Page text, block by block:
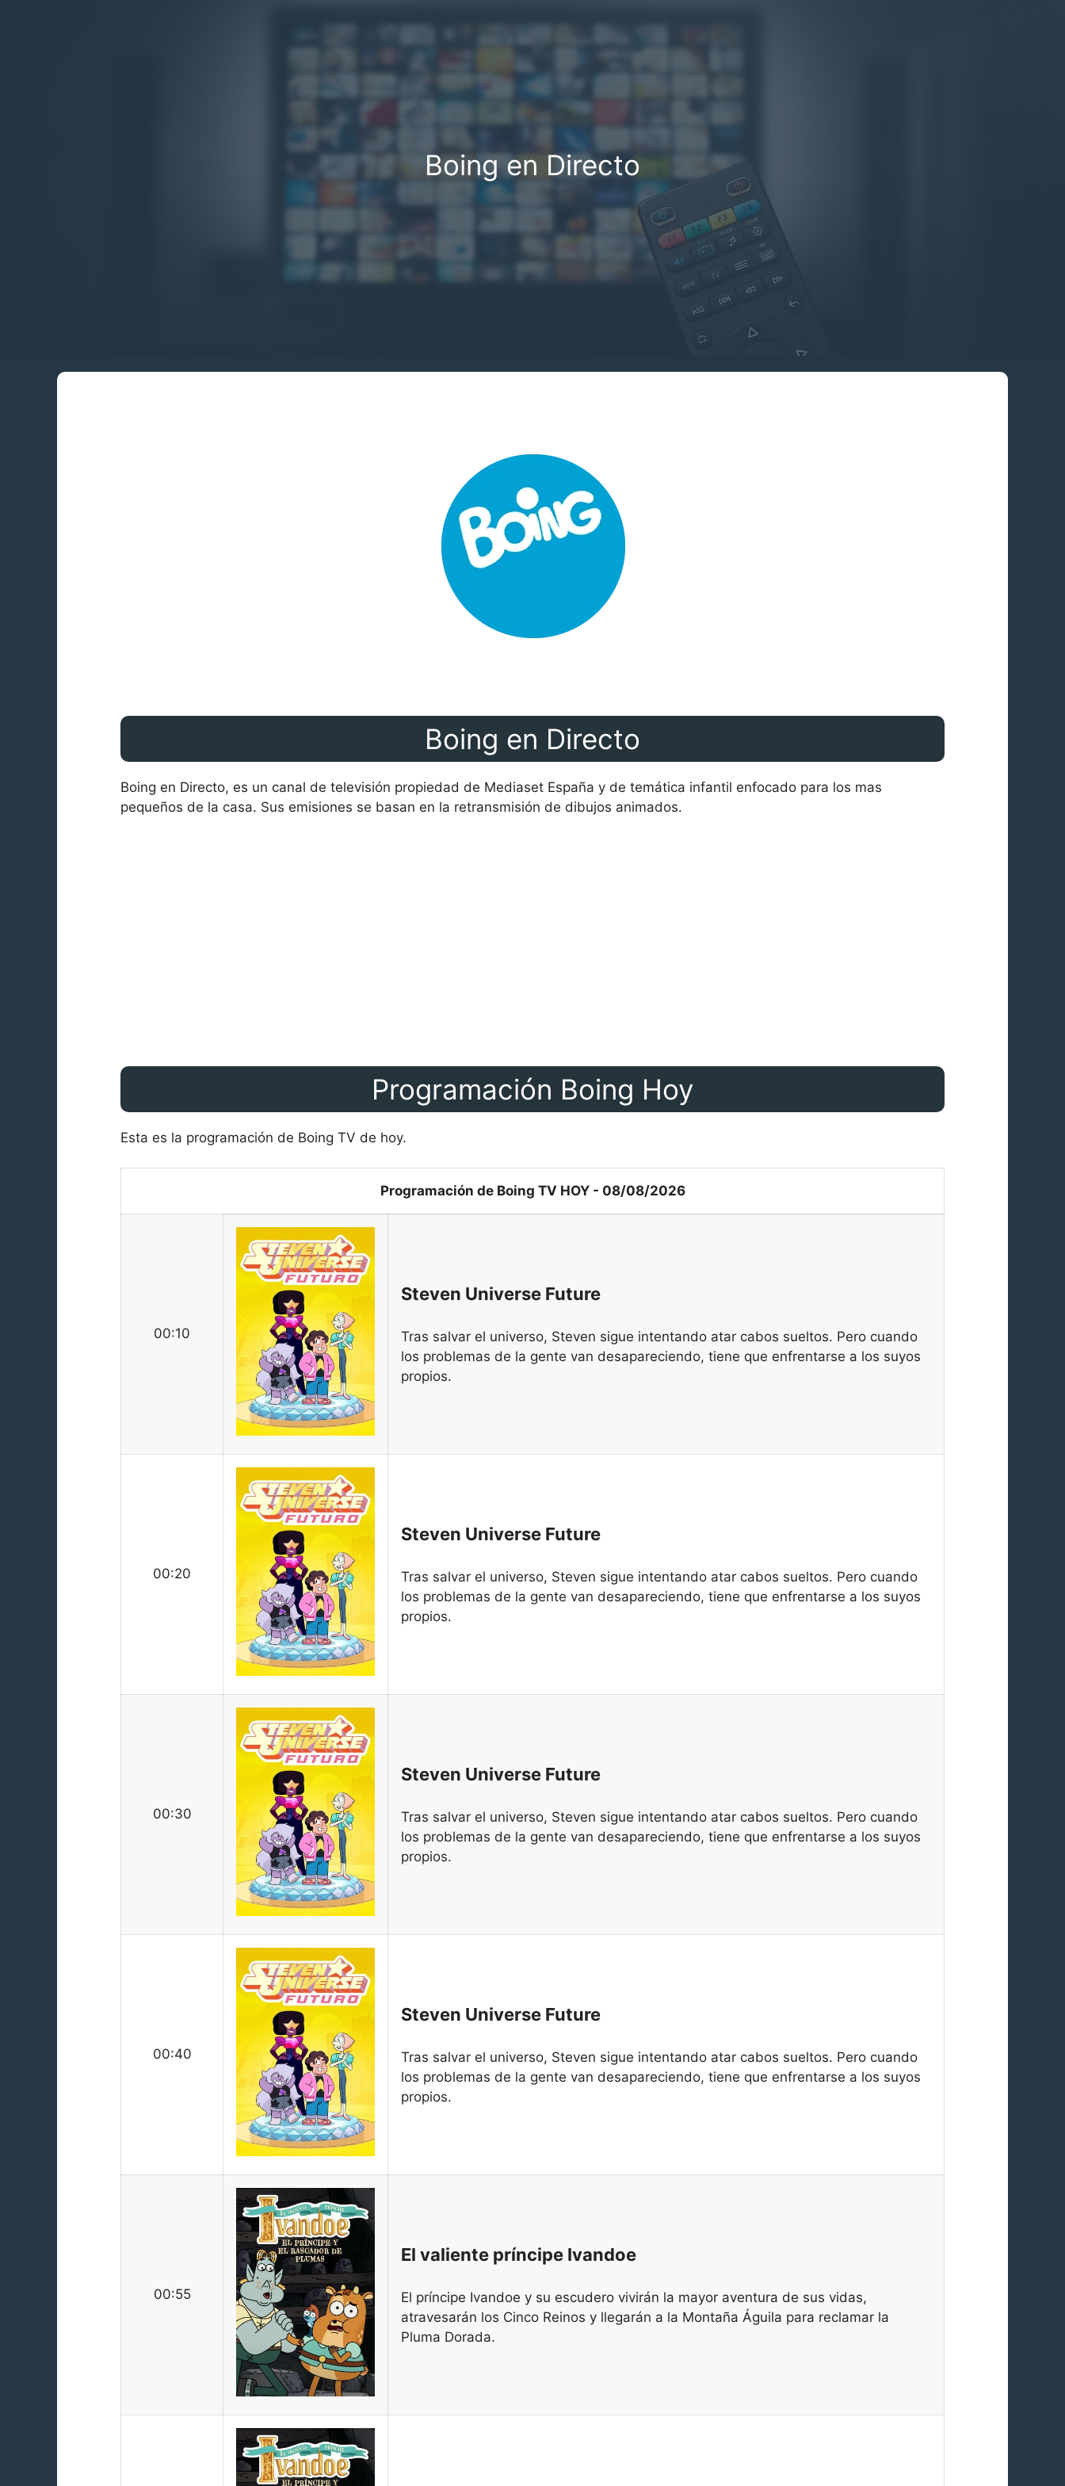
Boing en Directo
Boing en Directo
Boing en Directo, es un canal de televisión propiedad de Mediaset España y de temática infantil enfocado para los mas
pequeños de la casa. Sus emisiones se basan en la retransmisión de dibujos animados.
Programación Boing Hoy
Esta es la programación de Boing TV de hoy.
Programación de Boing TV HOY - 08/08/2026
00:10
Steven Universe Future
Tras salvar el universo, Steven sigue intentando atar cabos sueltos. Pero cuando
los problemas de la gente van desapareciendo, tiene que enfrentarse a los suyos
propios.
00:20
Steven Universe Future
Tras salvar el universo, Steven sigue intentando atar cabos sueltos. Pero cuando
los problemas de la gente van desapareciendo, tiene que enfrentarse a los suyos
propios.
00:30
Steven Universe Future
Tras salvar el universo, Steven sigue intentando atar cabos sueltos. Pero cuando
los problemas de la gente van desapareciendo, tiene que enfrentarse a los suyos
propios.
00:40
Steven Universe Future
Tras salvar el universo, Steven sigue intentando atar cabos sueltos. Pero cuando
los problemas de la gente van desapareciendo, tiene que enfrentarse a los suyos
propios.
00:55
El valiente príncipe Ivandoe
El príncipe Ivandoe y su escudero vivirán la mayor aventura de sus vidas,
atravesarán los Cinco Reinos y llegarán a la Montaña Águila para reclamar la
Pluma Dorada.